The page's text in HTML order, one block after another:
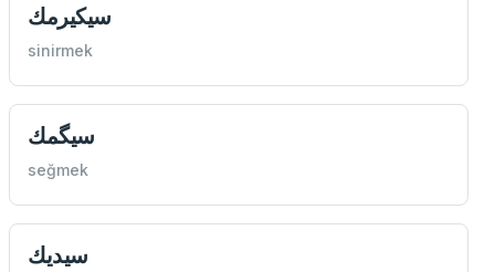
سيكيرمك
sinirmek
سيگمك
seğmek
سيديك